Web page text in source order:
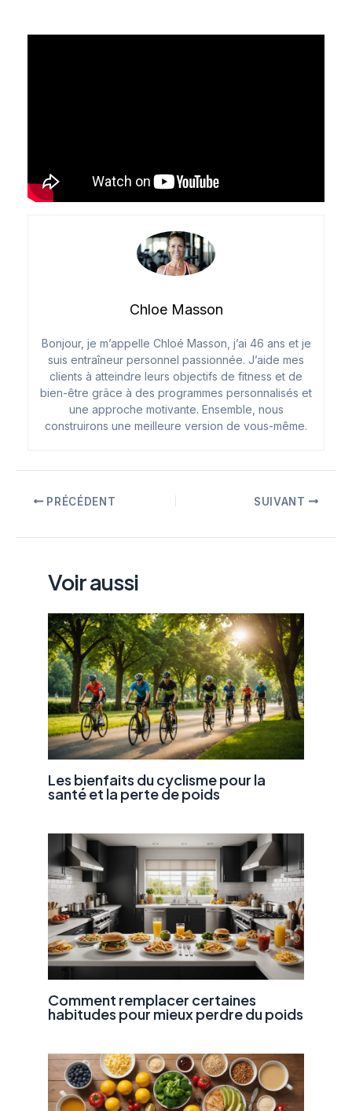
Chloe Masson
Bonjour, je m’appelle Chloé Masson, j’ai 46 ans et je
suis entraîneur personnel passionnée. J’aide mes
clients à atteindre leurs objectifs de fitness et de
bien-être grâce à des programmes personnalisés et
une approche motivante. Ensemble, nous
construirons une meilleure version de vous-même.
Navigation
articles
PRÉCÉDENT SUIVANT
Voir aussi
Les bienfaits du cyclisme pour la
santé et la perte de poids
Comment remplacer certaines
habitudes pour mieux perdre du poids